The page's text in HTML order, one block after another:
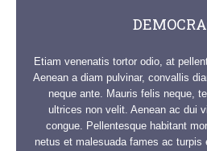
Etiam venenatis tortor odio, at
Aenean a diam pulvinar, convallis
neque ante. Mauris felis neque,
ultrices non velit. Aenean ac dui
congue. Pellentesque habitant
netus et malesuada fames ac